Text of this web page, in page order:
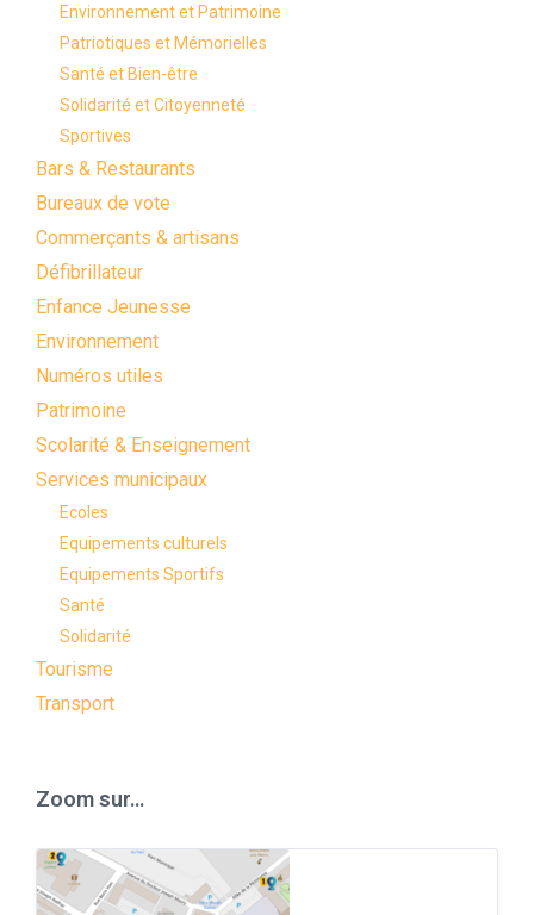
Environnement et Patrimoine
Patriotiques et Mémorielles
Santé et Bien-être
Solidarité et Citoyenneté
Sportives
Bars & Restaurants
Bureaux de vote
Commerçants & artisans
Défibrillateur
Enfance Jeunesse
Environnement
Numéros utiles
Patrimoine
Scolarité & Enseignement
Services municipaux
Ecoles
Equipements culturels
Equipements Sportifs
Santé
Solidarité
Tourisme
Transport
Zoom sur…